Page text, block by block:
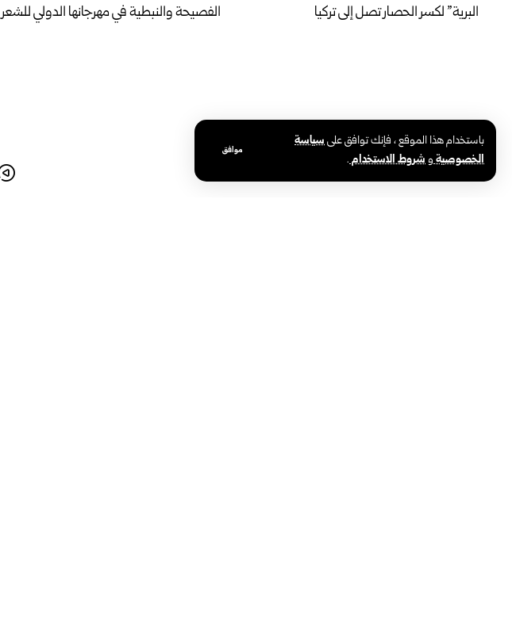
باستخدام هذا الموقع ، فإنك توافق علىسياسة
الخصوصيةوشروط الاستخدام.
موافق
البرية” لكسر الحصار تصل إلى تركيا
الفصيحة والنبطية في مهرجانها الدولي للشعر